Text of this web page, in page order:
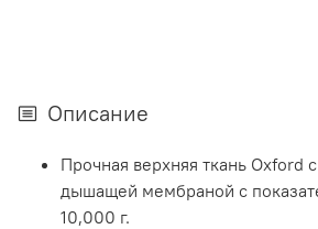
Описание
Прочная верхняя ткань Oxford
дышащей мембраной с
10,000 г.